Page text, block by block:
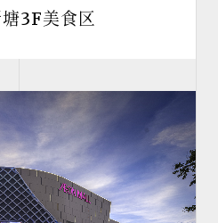
3F美食区